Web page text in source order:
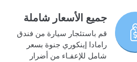
جميع الأسعار شاملة
قم باستئجار سيارة من فندق
رامادا إينكوري جنوة بسعر
شامل للإعفـاء من أضرار